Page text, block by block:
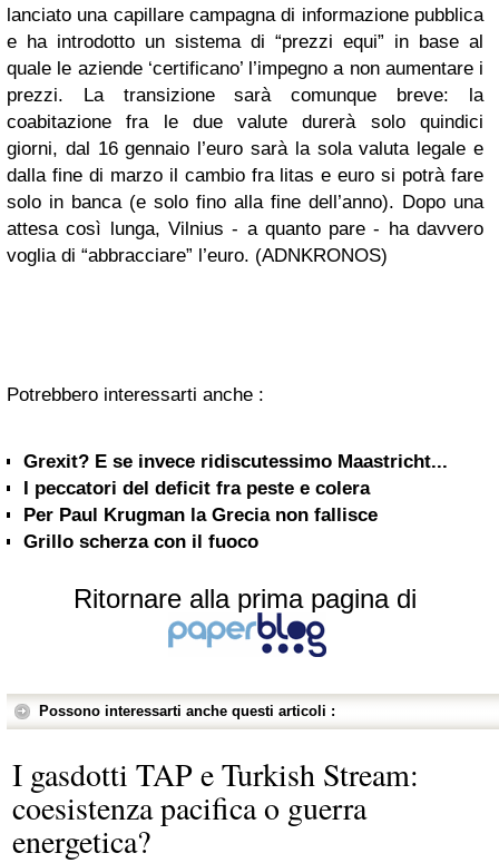
lanciato una capillare campagna di informazione pubblica
e ha introdotto un sistema di “prezzi equi” in base al
quale le aziende ‘certificano’ l’impegno a non aumentare i
prezzi. La transizione sarà comunque breve: la
coabitazione fra le due valute durerà solo quindici
giorni, dal 16 gennaio l’euro sarà la sola valuta legale e
dalla fine di marzo il cambio fra litas e euro si potrà fare
solo in banca (e solo fino alla fine dell’anno). Dopo una
attesa così lunga, Vilnius - a quanto pare - ha davvero
voglia di “abbracciare” l’euro. (ADNKRONOS)
Potrebbero interessarti anche :
Grexit? E se invece ridiscutessimo Maastricht...
I peccatori del deficit fra peste e colera
Per Paul Krugman la Grecia non fallisce
Grillo scherza con il fuoco
Ritornare alla prima pagina di
Possono interessarti anche questi articoli :
I gasdotti TAP e Turkish Stream:
coesistenza pacifica o guerra
energetica?